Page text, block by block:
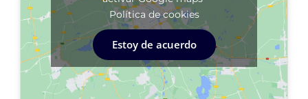
Política de cookies
Estoy de acuerdo